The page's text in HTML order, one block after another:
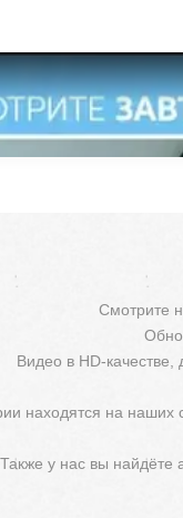
Смотрите
Видео в HD-
находятся на наших
Также у нас вы найдёте